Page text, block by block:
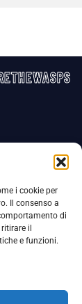
i cookie per
Il consenso a
di
il
e funzioni.
che vigila sulle modalità